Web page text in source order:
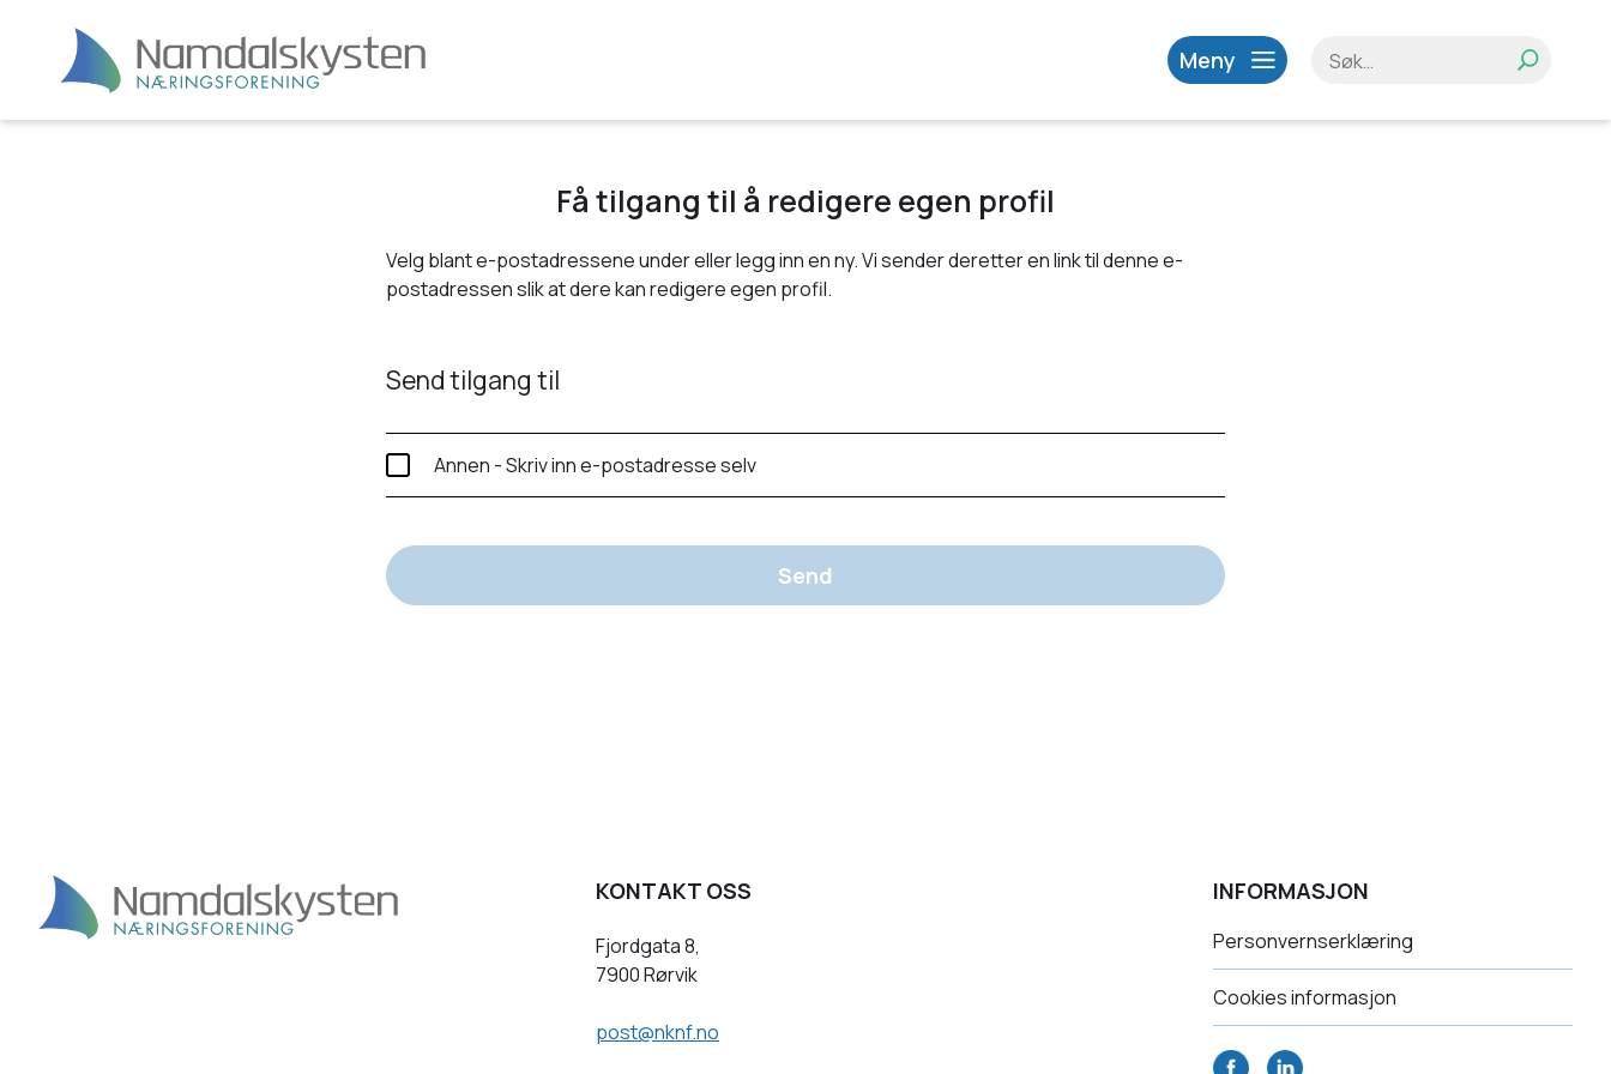
Meny
Få tilgang til å redigere egen profil
Velg blant e-postadressene under eller legg inn en ny. Vi sender deretter en link til denne e-
postadressen slik at dere kan redigere egen profil.
Send tilgang til
Annen - Skriv inn e-postadresse selv
Send
KONTAKT OSS
Fjordgata 8,
7900 Rørvik
post@nknf.no
INFORMASJON
Personvernserklæring
Cookies informasjon